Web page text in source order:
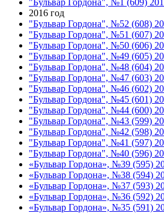
2016 год
"Бульвар Гордона", №52 (608)
"Бульвар Гордона", №51 (607)
"Бульвар Гордона", №50 (606)
"Бульвар Гордона", №49 (605)
"Бульвар Гордона", №48 (604)
"Бульвар Гордона", №47 (603)
"Бульвар Гордона", №46 (602)
"Бульвар Гордона", №45 (601)
"Бульвар Гордона", №44 (600)
"Бульвар Гордона", №43 (599)
"Бульвар Гордона", №42 (598)
"Бульвар Гордона", №41 (597)
"Бульвар Гордона", №40 (596)
«Бульвар Гордона», №39 (595)
«Бульвар Гордона», №38 (594)
«Бульвар Гордона», №37 (593)
«Бульвар Гордона», №36 (592)
«Бульвар Гордона», №35 (591)